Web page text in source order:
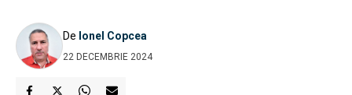
De Ionel Copcea
22 DECEMBRIE 2024